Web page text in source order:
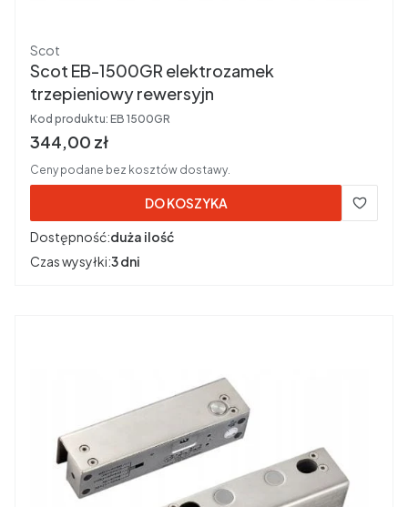
Producent
Scot
Scot EB-1500GR elektrozamek
trzepieniowy rewersyjn
Kod produktu: EB 1500GR
Cena brutto
344,00 zł
Ceny podane bez kosztów dostawy.
DO KOSZYKA
Dostępność:duża ilość
Czas wysyłki:3 dni